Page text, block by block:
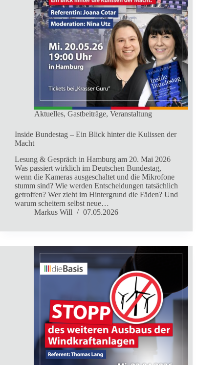
Aktuelles, Gastbeiträge, Veranstaltung
Inside Bundestag – Ein Blick hinter die Kulissen der
Macht
Lesung & Gespräch in Hamburg am 20. Mai 2026
Was passiert wirklich im Deutschen Bundestag,
wenn die Kameras ausgeschaltet und die Mikrofone
stumm sind? Wie werden Entscheidungen tatsächlich
getroffen? Wer zieht im Hintergrund die Fäden? Und
warum scheitern selbst neue…
Markus Will
07.05.2026